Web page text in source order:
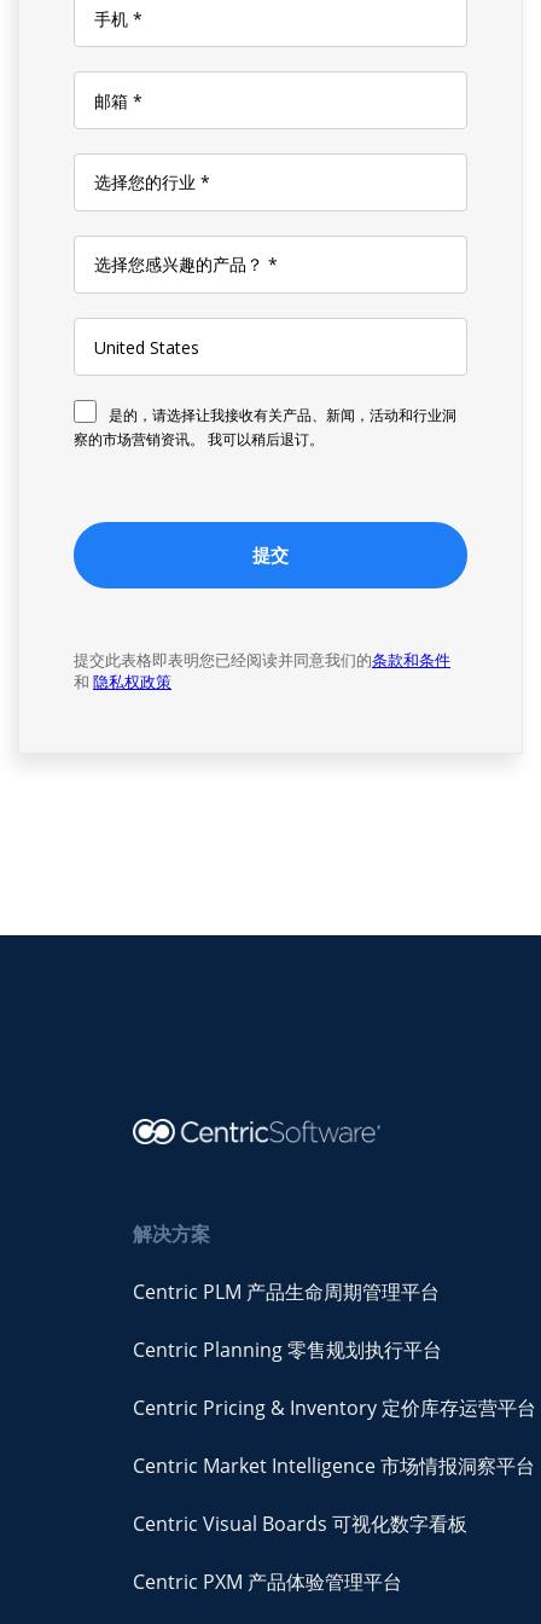
解决方案
Centric PLM 产品生命周期管理平台
Centric Planning 零售规划执行平台
Centric Pricing & Inventory 定价库存运营平台
Centric Market Intelligence 市场情报洞察平台
Centric Visual Boards 可视化数字看板
Centric PXM 产品体验管理平台